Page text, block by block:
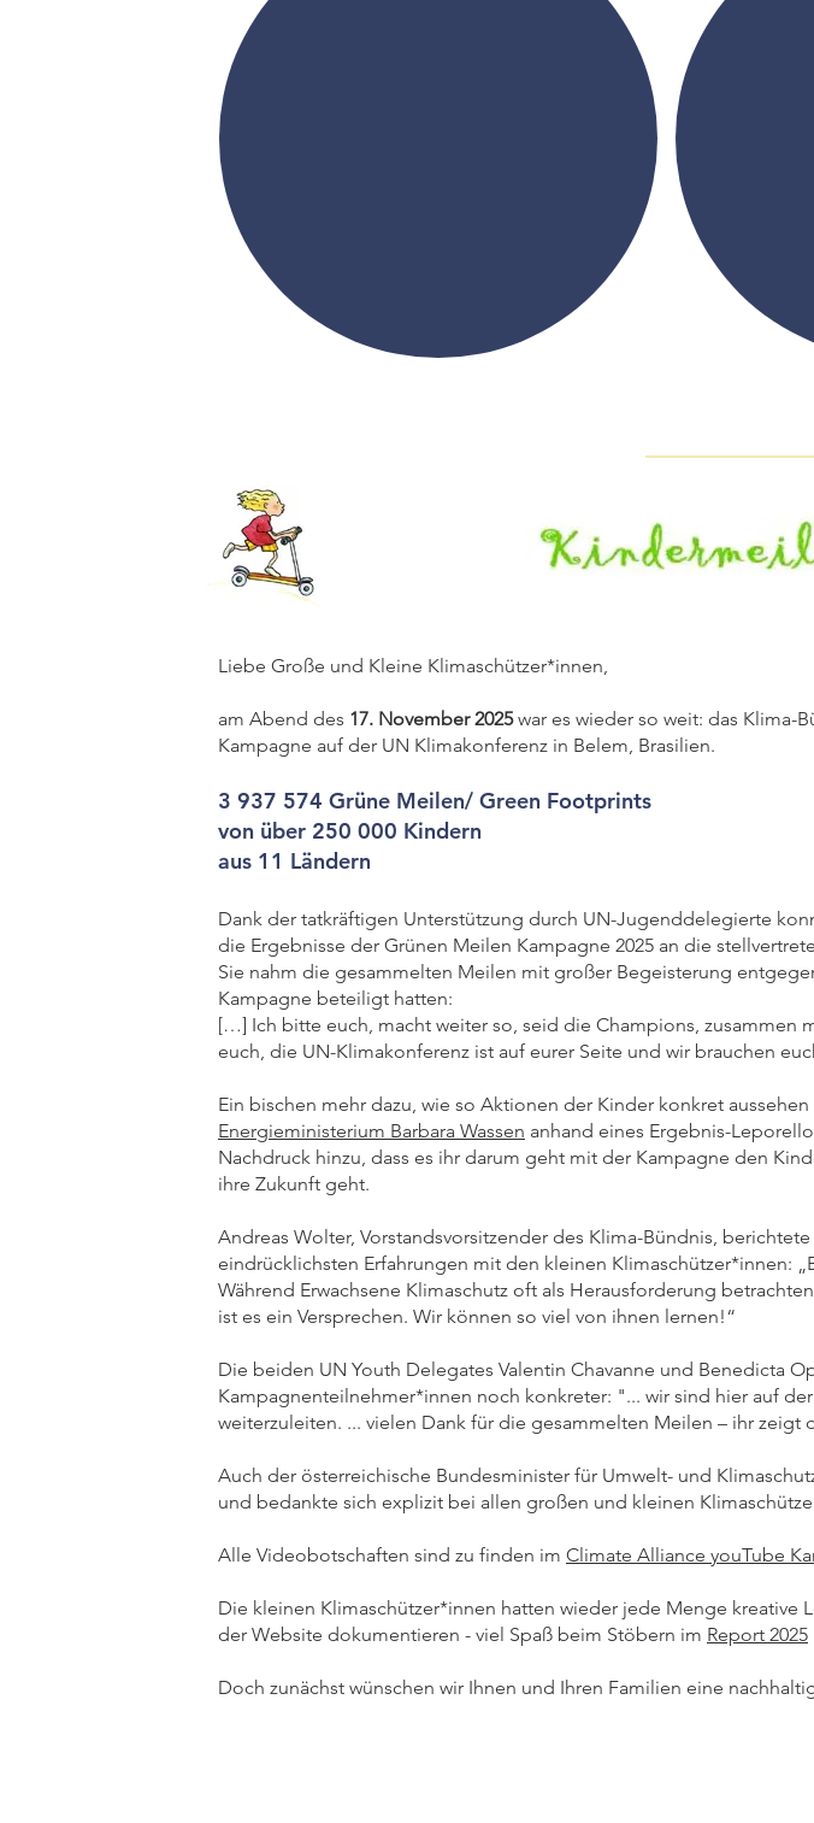
Liebe Große und Kleine Klimaschützer*innen,
am Abend des 17. November 2025war es wieder so weit: das Klima-
Kampagne auf der UN Klimakonferenz in Belem, Brasilien.
3 937 574 Grüne Meilen/ Green Footprints
von über 250 000 Kindern
aus 11 Ländern
Dank der tatkräftigen Unterstützung durch UN-Jugenddelegierte
die Ergebnisse der Grünen Meilen Kampagne 2025 an die
Sie nahm die gesammelten Meilen mit großer Begeisterung
Kampagne beteiligt hatten:
[…] Ich bitte euch, macht weiter so, seid die Champions, zusammen
euch, die UN-Klimakonferenz ist auf eurer Seite und wir brauchen
Ein bischen mehr dazu, wie so Aktionen der Kinder konkret
Energieministerium Barbara Wassen anhand eines Ergebnis-
Nachdruck hinzu, dass es ihr darum geht mit der Kampagne den
ihre Zukunft geht.
Andreas Wolter, Vorstandsvorsitzender des Klima-Bündnis, berichtete
eindrücklichsten Erfahrungen mit den kleinen Klimaschützer*innen:
Während Erwachsene Klimaschutz oft als Herausforderung
ist es ein Versprechen. Wir können so viel von ihnen lernen!“
Die beiden UN Youth Delegates Valentin Chavanne und Benedicta
Kampagnenteilnehmer*innen noch konkreter: "... wir sind hier auf
weiterzuleiten. ... vielen Dank für die gesammelten Meilen – ihr zeigt
Auch der österreichische Bundesminister für Umwelt- und
und bedankte sich explizit bei allen großen und kleinen
Alle Videobotschaften sind zu finden im Climate Alliance youTube K
Die kleinen Klimaschützer*innen hatten wieder jede Menge kreative
der Website dokumentieren - viel Spaß beim Stöbern im Report 2025
Doch zunächst wünschen wir Ihnen und Ihren Familien eine